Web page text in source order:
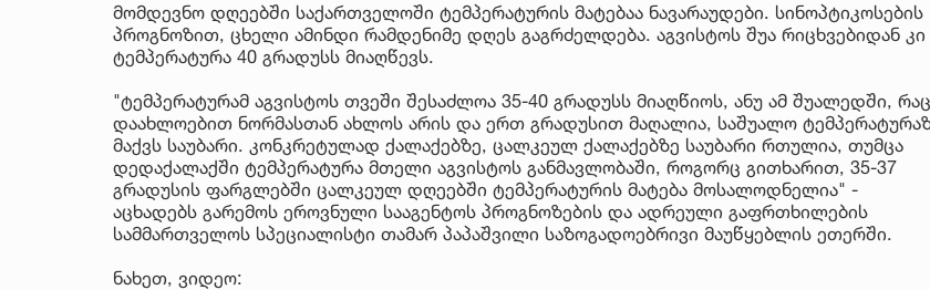
მომდევნო დღეებში საქართველოში ტემპერატურის მატებაა ნავარაუდები. სინოპტიკოსების
პროგნოზით, ცხელი ამინდი რამდენიმე დღეს გაგრძელდება. აგვისტოს შუა რიცხვებიდან კი
ტემპერატურა 40 გრადუსს მიაღწევს.
"ტემპერატურამ აგვისტოს თვეში შესაძლოა 35-40 გრადუსს მიაღწიოს, ანუ ამ შუალედში, რაც
დაახლოებით ნორმასთან ახლოს არის და ერთ გრადუსით მაღალია, საშუალო
მაქვს საუბარი. კონკრეტულად ქალაქებზე, ცალკეულ ქალაქებზე საუბარი რთულია, თუმცა
დედაქალაქში ტემპერატურა მთელი აგვისტოს განმავლობაში, როგორც გითხარით, 35-37
გრადუსის ფარგლებში ცალკეულ დღეებში ტემპერატურის მატება მოსალოდნელია" -
აცხადებს გარემოს ეროვნული სააგენტოს პროგნოზების და ადრეული გაფრთხილების
სამმართველოს სპეციალისტი თამარ პაპაშვილი საზოგადოებრივი მაუწყებლის ეთერში.
ნახეთ, ვიდეო: